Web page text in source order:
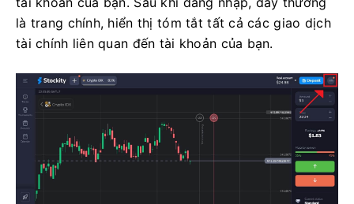
là trang chính, hiển thị tóm tắt tất cả các giao dịch
tài chính liên quan đến tài khoản của bạn.